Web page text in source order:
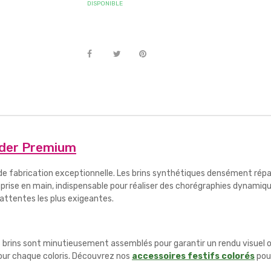
DISPONIBLE
Premium
fabrication exceptionnelle. Les brins synthétiques densément
en main, indispensable pour réaliser des chorégraphies
les plus exigeantes.
sont minutieusement assemblés pour garantir un rendu visuel
chaque coloris. Découvrez nos accessoires festifs colorés